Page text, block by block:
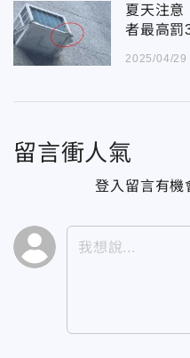
夏天注
者最高罰
2025/04/29
留言衝人氣
登入留言有機